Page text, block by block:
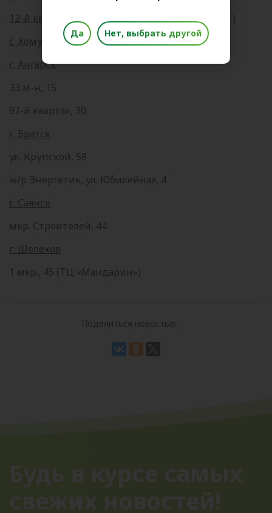
12-й км Байкальского тракта (ТЦ "Новая Дача")
с. Хомутово, ул. Колхозная, 135
г. Ангарск
33 м-н, 15
92-й квартал, 30
г. Братск
ул. Крупской, 58
ж/р Энергетик, ул. Юбилейная, 4
г. Саянск
мкр. Строителей, 44
г. Шелехов
1 мкр., 45 (ТЦ «Мандарин»)
Поделиться новостью
Да Нет, выбрать другой